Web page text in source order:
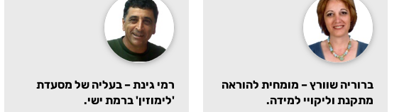
ברוריה שוורץ – מומחית להוראה
מתקנת וליקויי למידה.
רמי גינת – בעליה של מסעדת
'לימוזין' ברמת ישי.